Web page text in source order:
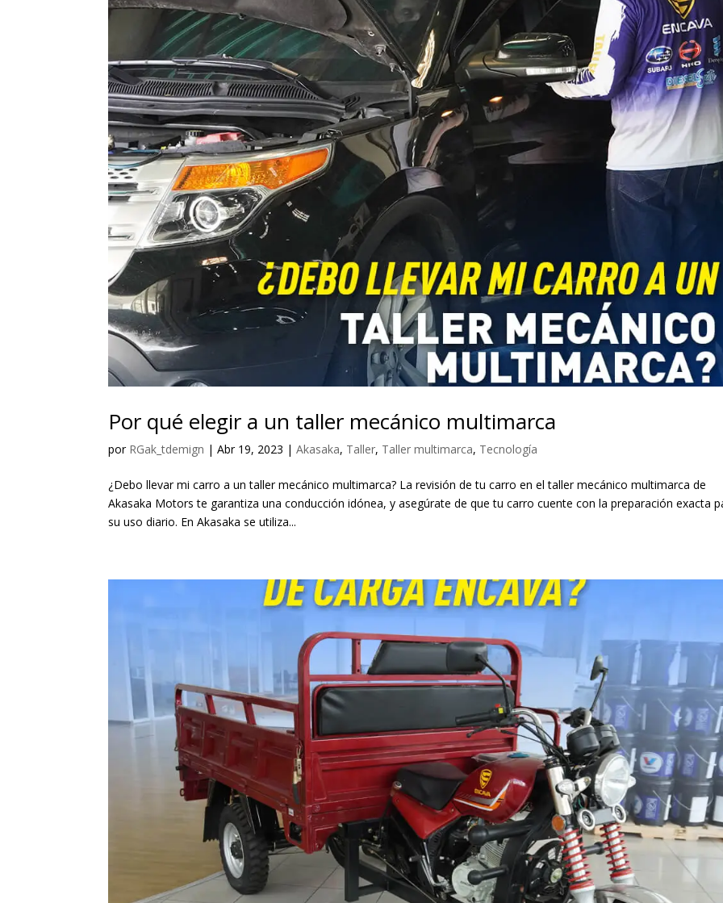
Por qué elegir a un taller mecánico multimarca
por RGak_tdemign |Abr 19, 2023 |Akasaka, Taller, Taller multimarca, Tecnología
¿Debo llevar mi carro a un taller mecánico multimarca? La revisión de tu carro en el taller mecánico multimarca de
Akasaka Motors te garantiza una conducción idónea, y asegúrate de que tu carro cuente con la preparación exacta
su uso diario. En Akasaka se utiliza...